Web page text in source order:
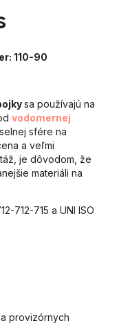
110-90
sa používajú na
vodomernej
sfére na
a veľmi
je dôvodom, že
materiáli na
712-715 a UNI ISO
provizórnych